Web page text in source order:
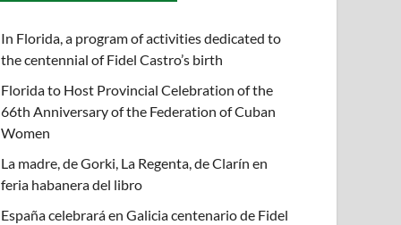
In Florida, a program of activities dedicated to
the centennial of Fidel Castro’s birth
Florida to Host Provincial Celebration of the
66th Anniversary of the Federation of Cuban
Women
La madre, de Gorki, La Regenta, de Clarín en
feria habanera del libro
España celebrará en Galicia centenario de Fidel